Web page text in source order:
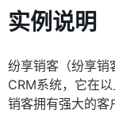
实例说明
纷享销客（纷享销
CRM系统，它在
销客拥有强大的客